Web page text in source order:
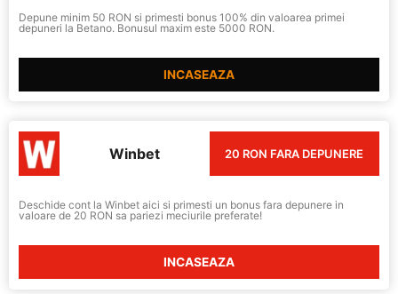
Depune minim 50 RON si primesti bonus 100% din valoarea primei
depuneri la Betano. Bonusul maxim este 5000 RON.
INCASEAZA
Winbet 20 RON FARA DEPUNERE
Deschide cont la Winbet aici si primesti un bonus fara depunere in
valoare de 20 RON sa pariezi meciurile preferate!
INCASEAZA